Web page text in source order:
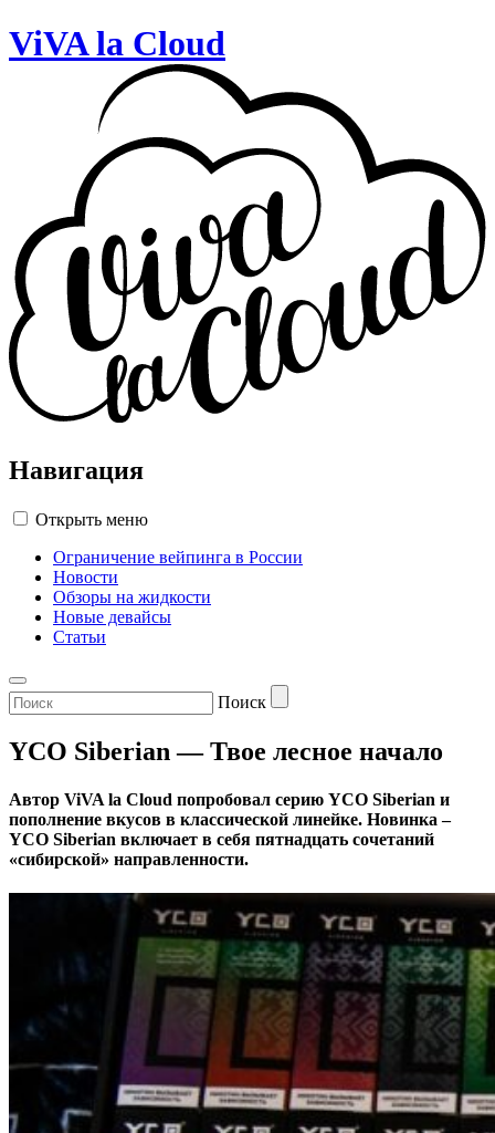
ViVA la Cloud
Навигация
Открыть меню
Ограничение вейпинга в России
Новости
Обзоры на жидкости
Новые девайсы
Статьи
Поиск
YCO Siberian — Твое лесное начало
Автор ViVA la Cloud попробовал серию YCO Siberian и
пополнение вкусов в классической линейке. Новинка –
YCO Siberian включает в себя пятнадцать сочетаний
«сибирской» направленности.